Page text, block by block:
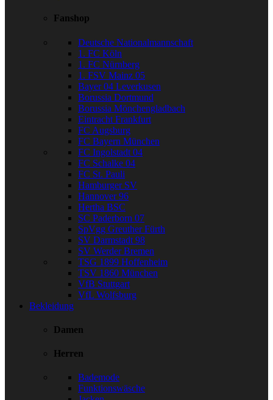
Fanshop
Deutsche Nationalmannschaft
1. FC Köln
1. FC Nürnberg
1. FSV Mainz 05
Bayer 04 Leverkusen
Borussia Dortmund
Borussia Mönchengladbach
Eintracht Frankfurt
FC Augsburg
FC Bayern München
FC Ingolstadt 04
FC Schalke 04
FC St. Pauli
Hamburger SV
Hannover 96
Hertha BSC
SC Paderborn 07
SpVgg Greuther Fürth
SV Darmstadt 98
SV Werder Bremen
TSG 1899 Hoffenheim
TSV 1860 München
VfB Stuttgart
VfL Wolfsburg
Bekleidung
Damen
Herren
Bademode
Funktionswäsche